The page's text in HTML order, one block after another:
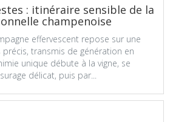
: itinéraire sensible de la
champenoise
effervescent repose sur une
transmis de génération en
unique débute à la vigne, se
délicat, puis par...